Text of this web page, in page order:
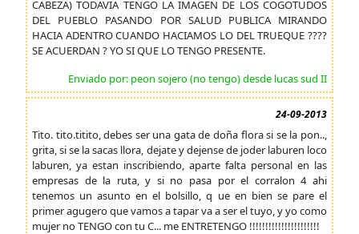
CABEZA) TODAVIA TENGO LA IMAGEN DE LOS COGOTUDOS
DEL PUEBLO PASANDO POR SALUD PUBLICA MIRANDO
HACIA ADENTRO CUANDO HACIAMOS LO DEL TRUEQUE ????
SE ACUERDAN ? YO SI QUE LO TENGO PRESENTE.
Enviado por: peon sojero (no tengo) desde lucas sud II
24-09-2013
Tito. tito.titito, debes ser una gata de doña flora si se la pon..,
grita, si se la sacas llora, dejate y dejense de joder laburen loco
laburen, ya estan inscribiendo, aparte falta personal en las
empresas de la ruta, y si no pasa por el corralon 4 ahi
tenemos un asunto en el bolsillo, q ue en bien se pare el
primer agugero que vamos a tapar va a ser el tuyo, y yo como
mujer no TENGO con tu C... me ENTRETENGO !!!!!!!!!!!!!!!!!!!!!!